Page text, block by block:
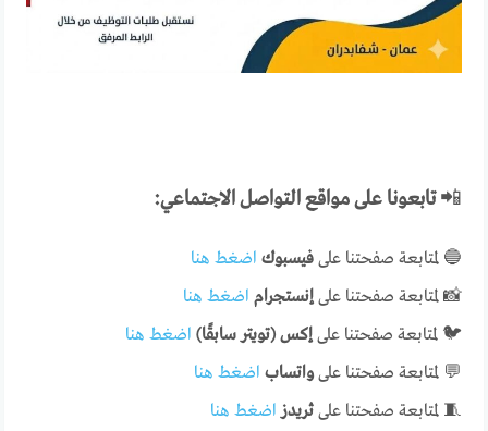
📲تابعونا على مواقع التواصل الاجتماعي:
🔵 لمتابعة صفحتنا علىفيسبوك اضغط هنا
📸 لمتابعة صفحتنا علىإنستجرام اضغط هنا
🐦 لمتابعة صفحتنا علىإكس (تويتر سابقًا) اضغط هنا
💬 لمتابعة صفحتنا علىواتساب اضغط هنا
🧵 لمتابعة صفحتنا علىثريدز اضغط هنا